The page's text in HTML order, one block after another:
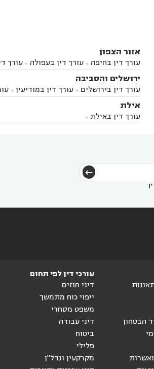
אזור הצפון
עורך דין בחיפה  עורך דין בעפולה 
עורך
אתא
עורך דין בנהריה עורך דין בראש
בקרית שמונה
עורך דין במושב מגדים
במושב ציפורי
עורך דין בסח'נין עורך
דין בעמק הירדן
ביאליק
עורך דין במגדל העמק
ירושלים והסביבה
עורך דין בירושלים  עורך דין במודיעין 
בבית-שמש
עורך דין במבשרת ציון עורך
עורך דין בגבעת זאב
בקרני שומרון  עורך דין בשורש 
אילת
עורך דין באילת 
הבטחון
עורכי דין לפי תחום
דיני חוזים
ייפוי כוח מתמשך
משפט מסחרי
דיני עבודה
ביטוח
פלילי
מקרקעין ונדל"ן